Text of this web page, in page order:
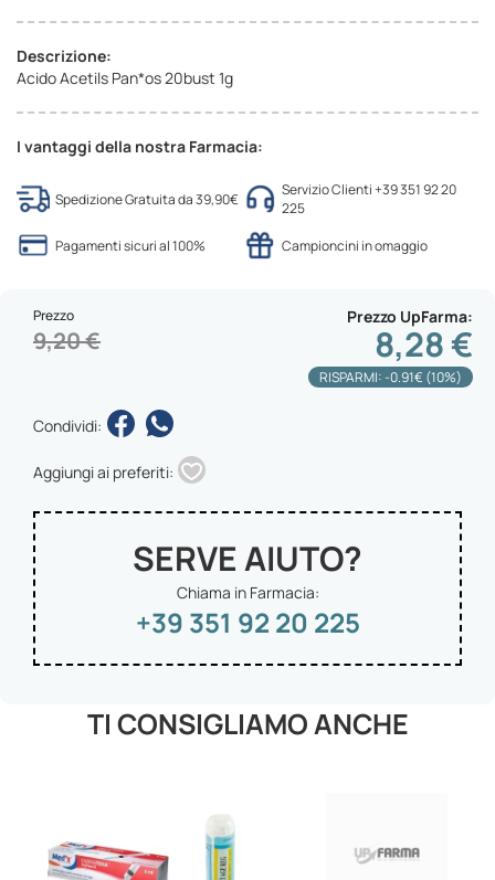
Descrizione:
Acido Acetils Pan*os 20bust 1g
I vantaggi della nostra Farmacia:
Spedizione Gratuita da 39,90€
Servizio Clienti +39 351 92 20
225
Pagamenti sicuri al 100%
Campioncini in omaggio
Prezzo UpFarma
8,28 €
Prezzo
9,20 €
RISPARMI: -0.91€ (10%)
Condividi:
Aggiungi ai preferiti:
SERVE AIUTO?
Chiama in Farmacia:
+39 351 92 20 225
TI CONSIGLIAMO ANCHE